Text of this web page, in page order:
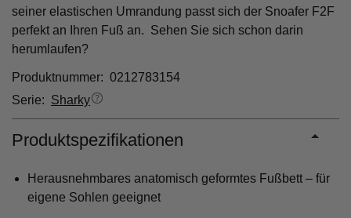
seiner elastischen Umrandung passt sich der Snoafer F2F
perfekt an Ihren Fuß an. Sehen Sie sich schon darin
herumlaufen?
Produktnummer: 0212783154
Serie: Sharky
Produktspezifikationen
Herausnehmbares anatomisch geformtes Fußbett – für
eigene Sohlen geeignet